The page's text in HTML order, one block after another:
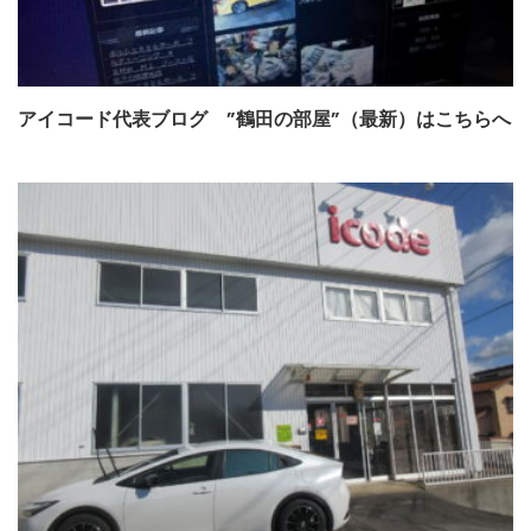
アイコード代表ブログ ”鶴田の部屋”（最新）はこちらへ